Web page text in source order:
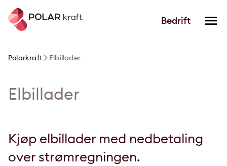
Bedrift
Polarkraft Elbillader
Elbillader
Kjøp elbillader med nedbetaling
over strømregningen.